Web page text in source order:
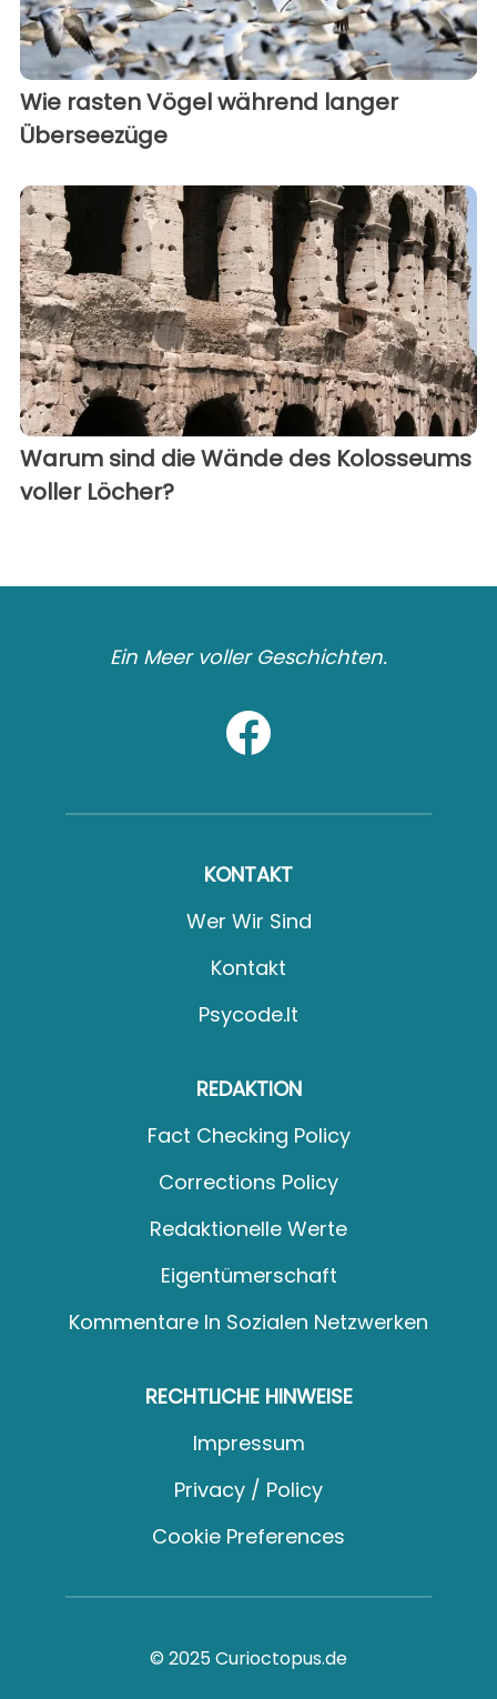
Wie rasten Vögel während langer
Überseezüge
Warum sind die Wände des Kolosseums
voller Löcher?
Ein Meer voller Geschichten.
KONTAKT
Wer Wir Sind
Kontakt
Psycode.it
REDAKTION
Fact Checking Policy
Corrections Policy
Redaktionelle Werte
Eigentümerschaft
Kommentare In Sozialen Netzwerken
RECHTLICHE HINWEISE
Impressum
Privacy / Policy
Cookie Preferences
© 2025 Curioctopus.de